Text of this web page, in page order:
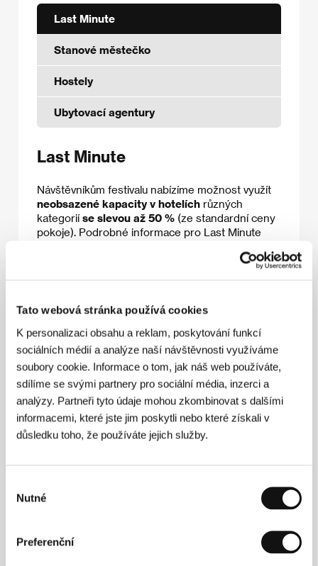
Tato webová stránka používá cookies
K personalizaci obsahu a reklam, poskytování funkcí
sociálních médií a analýze naší návštěvnosti využíváme
soubory cookie. Informace o tom, jak náš web používáte,
sdílíme se svými partnery pro sociální média, inzerci a
analýzy. Partneři tyto údaje mohou zkombinovat s dalšími
informacemi, které jste jim poskytli nebo které získali v
důsledku toho, že používáte jejich služby.
souhlasu
Nutné
Preferenční
Last Minute
Stanové městečko
Hostely
Ubytovací agentury
Last Minute
Návštěvníkům festivalu nabízíme možnost využít
neobsazené kapacity v hotelích různých
kategoriíse slevou až 50 % (ze standardní ceny
pokoje). Podrobné informace pro Last Minute
prostřednictvím
lastminute@kviff.com
i online rezervace vyřizujemekaždý den od
10:00 do 21:00. Ubytování můžete poptat i
telefonicky na čísle+420 778 750 839.
Domluva je také možná
osobně na přepážce
Accommodation/Ubytovánív akreditační hale
hotelu Thermaldenně (3.–11. 7.) od 10:00 do
18:00 hodin.
Pozor: Nabídka ubytování je do poloviny festivalu
zpravidla limitovaná.
Ve druhé polovině festivalu můžete očekávat více
V uvedených zlevněných cenách za pokoj/noc je
Aktuální nabídka volného ubytování na festivalové
dny: